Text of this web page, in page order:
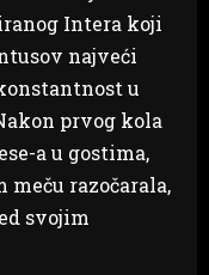
Intera koji
najveći
u
prvog kola
a u gostima,
meču razočarala,
svojim